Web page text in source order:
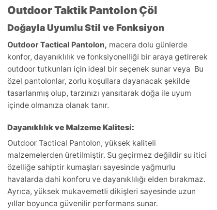
Outdoor Taktik Pantolon Çöl
Doğayla Uyumlu Stil ve Fonksiyon
Outdoor Tactical Pantolon, macera dolu günlerde
konfor, dayanıklılık ve fonksiyonelliği bir araya getirerek
outdoor tutkunları için ideal bir seçenek sunar veya Bu
özel pantolonlar, zorlu koşullara dayanacak şekilde
tasarlanmış olup, tarzınızı yansıtarak doğa ile uyum
içinde olmanıza olanak tanır.
Dayanıklılık ve Malzeme Kalitesi:
Outdoor Tactical Pantolon, yüksek kaliteli
malzemelerden üretilmiştir. Su geçirmez değildir su itici
özelliğe sahiptir kumaşları sayesinde yağmurlu
havalarda dahi konforu ve dayanıklılığı elden bırakmaz.
Ayrıca, yüksek mukavemetli dikişleri sayesinde uzun
yıllar boyunca güvenilir performans sunar.